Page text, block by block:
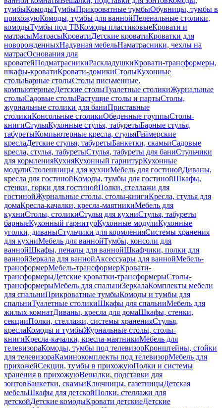
тумбыКомодыТумбыПрикроватные тумбыОбувницы, тумбы в
прихожуюКомоды, тумбы для ваннойПеленальные столики,
комодыТумбы под ТВКомоды пластиковыеКровати и
матрасыМатрасыКроватиДетские кроватиКроватки для
новорожденныхНадувная мебельНаматрасники, чехлы на
матрасОснования для
кроватейПодматрасникиРаскладушкиКровати-трансформеры,
шкафы-кроватиКровати-домикиСтолыКухонные
столыБарные столыСтолы письменные,
компьютерныеДетские столыТуалетные столикиЖурнальные
столыСадовые столыРастущие столы и партыСтолы,
журнальные столики для баниПриставные
столикиКонсольные столикиОбеденные группыСтолы-
книгиСтульяКухонные стулья, табуретыБарные стулья,
табуретыКомпьютерные кресла, стульяГеймерские
креслаДетские стулья, табуретыБанкетки, скамьиСадовые
кресла, стулья, табуретыСтулья, табуреты для баниСтульчики
для кормленияКухняКухонный гарнитурКухонные
модулиСтолешницы для кухниМебель для гостинойДиваны,
кресла для гостинойКомоды, тумбы для гостинойШкафы,
стенки, горки для гостинойПолки, стеллажи для
гостинойЖурнальные столы, столы-книгиКресла, стулья для
домаКресла-качалки, кресла-маятникиМебель для
кухниСтолы, столикиСтулья для кухниСтулья, табуреты
барныеКухонный гарнитурКухонные модулиКухонные
уголки, диваныСтульчики для кормленияСистемы хранения
для кухниМебель для ваннойТумбы, консоли для
ваннойШкафы, пеналы для ваннойШкафчики, полки для
ваннойЗеркала для ваннойАксессуары для ваннойМебель-
трансформерМебель-трансформерКровати-
трансформерыДетские кроватки-трансформерыСтолы-
трансформерыМебель для спальниЗеркалаКомплекты мебели
для спальниПрикроватные тумбыКомоды и тумбы для
спальниТуалетные столикиШкафы для спальниМебель для
жилых комнатДиваны, кресла для домаШкафы, стенки,
секцииПолки, стеллажи, системы храненияСтулья,
креслаКомоды и тумбыЖурнальные столы, столы-
книгиКресла-качалки, кресла-маятникиМебель для
телевизораКомоды, тумбы под телевизорКронштейны, стойки
для телевизораКаминокомплекты под телевизорМебель для
прихожейСекции, тумбы в прихожуюПолки и системы
хранения в прихожуюВешалки, подставки для
зонтовБанкетки, скамьиКлючницы, газетницыДетская
мебельШкафы для детскойПолки, стеллажи для
детскойДетские комодыКровати детскиеДетские